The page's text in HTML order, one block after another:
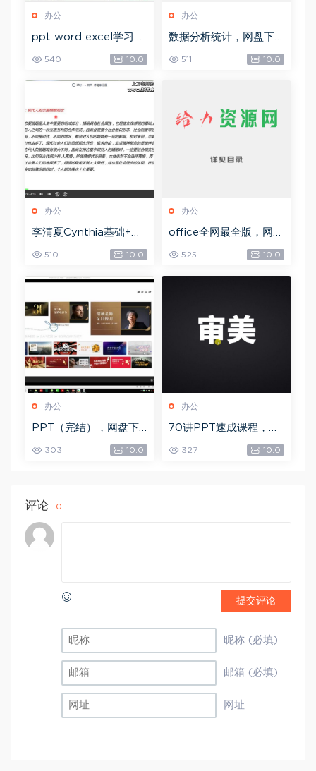
办公
ppt word excel学习教
程，网盘下载(32.92G)
540 10.0
办公
数据分析统计，网盘下
511 10.0
办公
李清夏Cynthia基础+本
命+合盘专辑+事业专题
(视频课程+PPT讲义
Z)，网盘下载(2.63G)
510 10.0
办公
office全网最全版，网盘
525 10.0
办公
PPT（完结），网盘下
303 10.0
办公
70讲PPT速成课程，网
327 10.0
评论 0
提交评论
昵称 (必填)
邮箱 (必填)
网址